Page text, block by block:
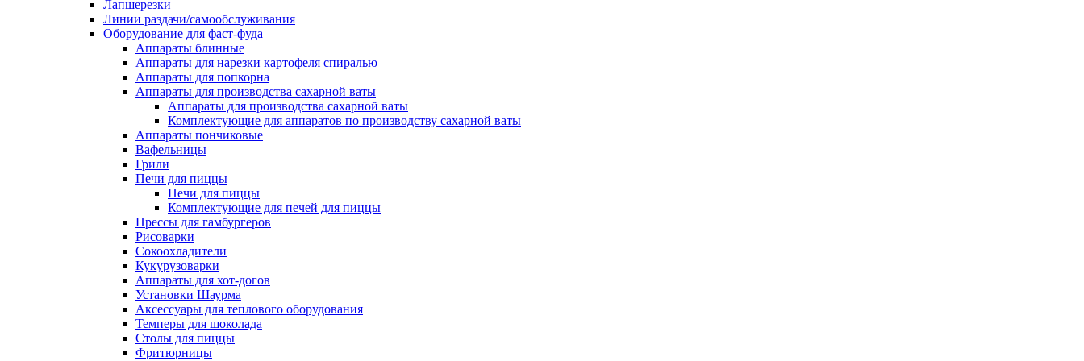
Лапшерезки
Линии раздачи/самообслуживания
Оборудование для фаст-фуда
Аппараты блинные
Аппараты для нарезки картофеля спиралью
Аппараты для попкорна
Аппараты для производства сахарной ваты
Аппараты для производства сахарной ваты
Комплектующие для аппаратов по производству сахарной ваты
Аппараты пончиковые
Вафельницы
Грили
Печи для пиццы
Печи для пиццы
Комплектующие для печей для пиццы
Прессы для гамбургеров
Рисоварки
Сокоохладители
Кукурузоварки
Аппараты для хот-догов
Установки Шаурма
Аксессуары для теплового оборудования
Темперы для шоколада
Столы для пиццы
Фритюрницы